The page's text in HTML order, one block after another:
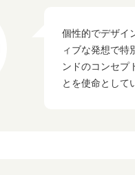
個性的でデザイ
ィブな発想で特
ンドのコンセプ
とを使命として